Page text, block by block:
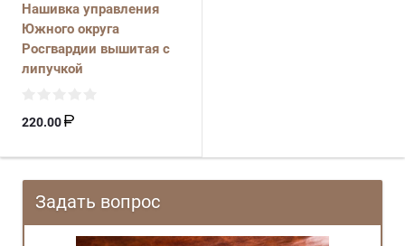
Нашивка управления
Южного округа
Росгвардии вышитая с
липучкой
220.00
Задать вопрос